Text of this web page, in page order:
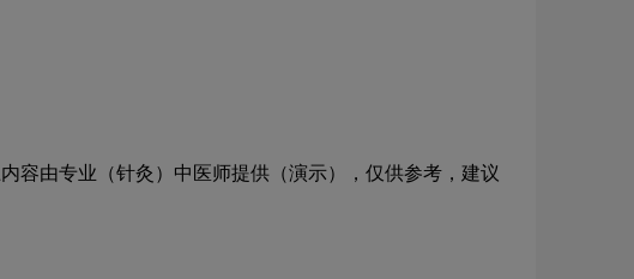
容由专业（针灸）中医师提供（演示），仅供参考，建议